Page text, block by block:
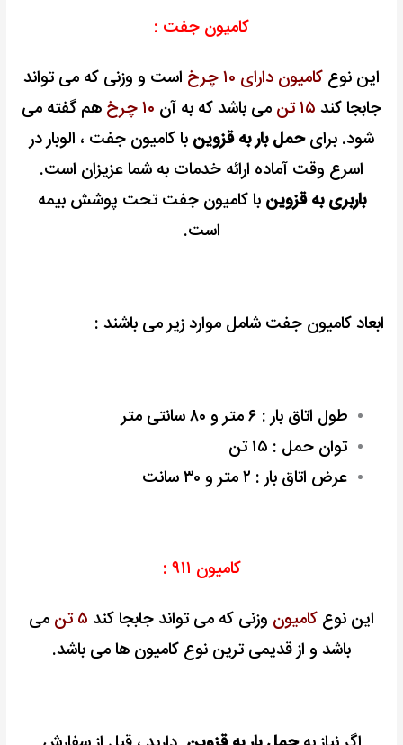
کامیون جفت :
این نوع کامیون دارای ۱۰ چرخ
است و وزنی که می تواند
جابجا کند ۱۵ تن می باشد که به آن ۱۰ چرخ
هم گفته می
شود. برایحمل بار به قزوین با کامیون جفت ، الوبار در
اسرع وقت آماده ارائه خدمات به شما عزیزان است.
باربری به قزوین با کامیون جفت تحت پوشش بیمه
است.
ابعاد کامیون جفت شامل موارد زیر می باشند :
طول اتاق بار : ۶ متر و ۸۰ سانتی متر
توان حمل : ۱۵ تن
عرض اتاق بار : ۲ متر و ۳۰ سانت
کامیون ۹۱۱ :
این نوع کامیون وزنی که می تواند جابجا کند
می
باشد و از قدیمی ترین نوع کامیون ها می باشد.